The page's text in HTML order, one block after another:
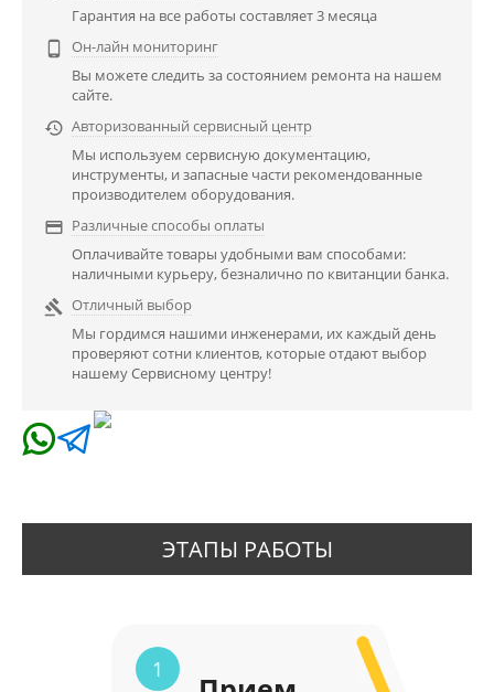
Гарантия на все работы составляет 3 месяца

Он-лайн мониторинг
Вы можете следить за состоянием ремонта на нашем
сайте.
 Авторизованный сервисный центр
Мы используем сервисную документацию,
инструменты, и запасные части рекомендованные
производителем оборудования.
 Различные способы оплаты
Оплачивайте товары удобными вам способами:
наличными курьеру, безналично по квитанции банка.
 Отличный выбор
Мы гордимся нашими инженерами, их каждый день
проверяют сотни клиентов, которые отдают выбор
нашему Сервисному центру!
ЭТАПЫ РАБОТЫ
1